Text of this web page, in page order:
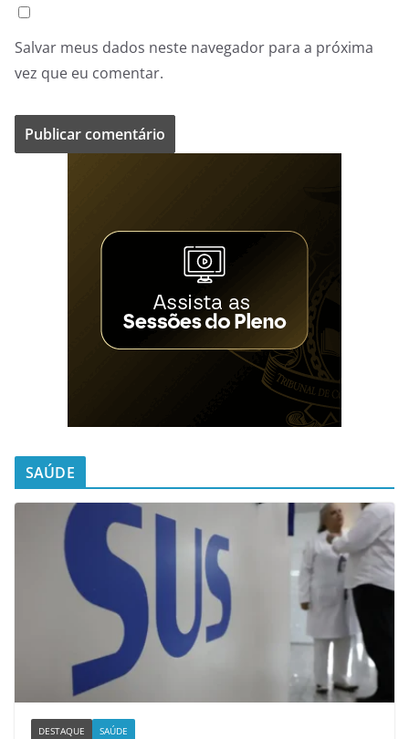
Salvar meus dados neste navegador para a próxima
vez que eu comentar.
SAÚDE
DESTAQUE SAÚDE